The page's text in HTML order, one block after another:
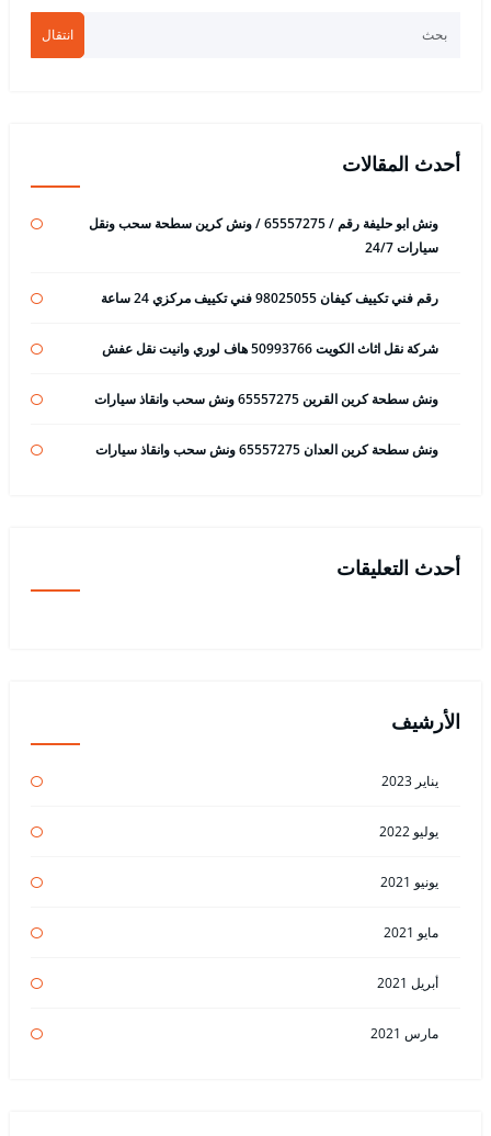
انتقال
أحدث المقالات
ونش ابو حليفة رقم / 65557275 / ونش كرين سطحة سحب ونقل
سيارات 24/7
رقم فني تكييف كيفان 98025055 فني تكييف مركزي 24 ساعة
شركة نقل اثاث الكويت 50993766 هاف لوري وانيت نقل عفش
ونش سطحة كرين القرين 65557275 ونش سحب وانقاذ سيارات
ونش سطحة كرين العدان 65557275 ونش سحب وانقاذ سيارات
أحدث التعليقات
الأرشيف
يناير 2023
يوليو 2022
يونيو 2021
مايو 2021
أبريل 2021
مارس 2021